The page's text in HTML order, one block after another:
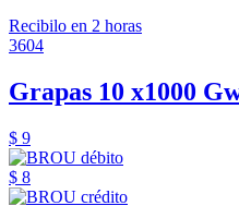
Recibilo en 2 horas
3604
Grapas 10 x1000
$ 9
$ 8